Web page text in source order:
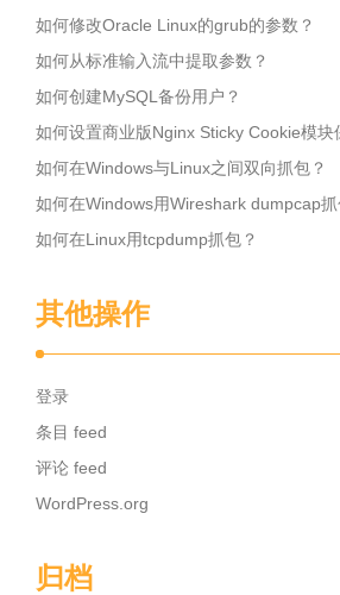
如何修改Oracle Linux的grub的参数？
如何从标准输入流中提取参数？
如何创建MySQL备份用户？
如何设置商业版Nginx Sticky Cookie模块
如何在Windows与Linux之间双向抓包？
如何在Windows用Wireshark dumpcap抓
如何在Linux用tcpdump抓包？
其他操作
登录
条目 feed
评论 feed
WordPress.org
归档